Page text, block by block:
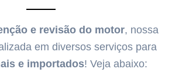
e revisão do motor, nossa
em diversos serviços para
e importados! Veja abaixo: